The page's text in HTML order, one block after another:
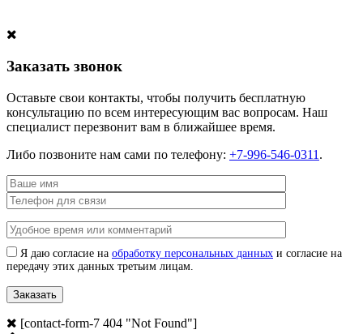
Заказать звонок
Оставьте свои контакты, чтобы получить бесплатную
консультацию по всем интересующим вас вопросам. Наш
специалист перезвонит вам в ближайшее время.
Либо позвоните нам сами по телефону: +7-996-546-0311 .
Я даю согласие на обработку персональных данных и согласие на
передачу этих данных третьим лицам.
[contact-form-7 404 "Not Found"]